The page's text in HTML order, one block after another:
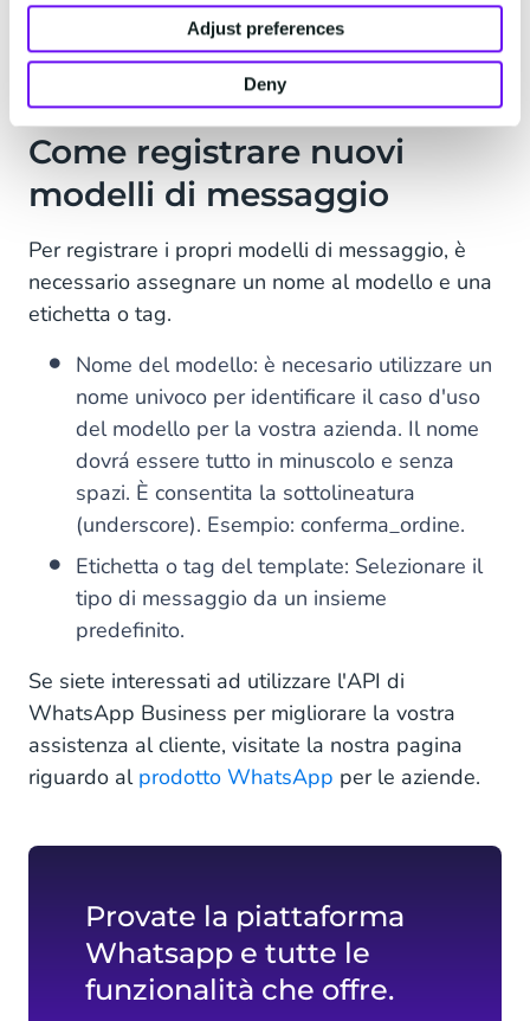
Adjust preferences
Deny
caratteristica. Per maggiori informazioni sulla
politica commerciale,cliccare qui."
Come registrare nuovi
modelli di messaggio
Per registrare i propri modelli di messaggio, è
necessario assegnare un nome al modello e una
etichetta o tag.
Nome del modello: è necesario utilizzare un
nome univoco per identificare il caso d'uso
del modello per la vostra azienda. Il nome
dovrá essere tutto in minuscolo e senza
spazi. È consentita la sottolineatura
(underscore). Esempio: conferma_ordine.
Etichetta o tag del template: Selezionare il
tipo di messaggio da un insieme
predefinito.
Se siete interessati ad utilizzare l'API di
WhatsApp Business per migliorare la vostra
assistenza al cliente, visitate la nostra pagina
riguardo al prodotto WhatsApp per le aziende.
Provate la piattaforma
Whatsapp e tutte le
funzionalità che offre.